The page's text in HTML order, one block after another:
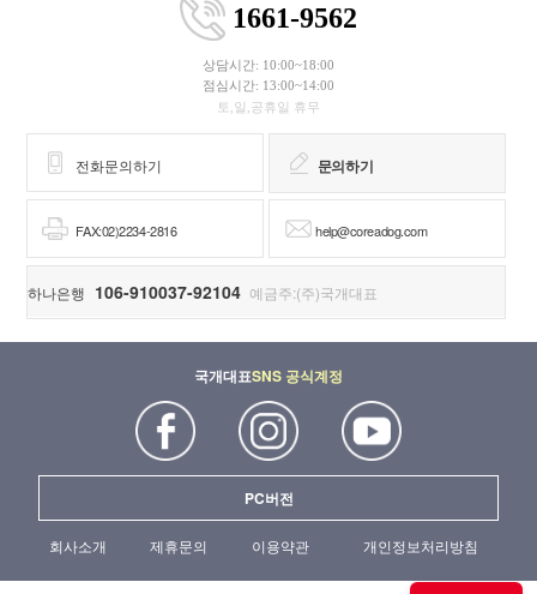
1661-9562
상담시간: 10:00~18:00
점심시간: 13:00~14:00
토,일,공휴일 휴무
전화문의하기 문의하기
FAX:02)2234-2816 help@coreadog.com
하나은행 106-910037-92104 예금주:(주)국개대표
국개대표SNS 공식계정
PC버전
회사소개 제휴문의 이용약관 개인정보처리방침